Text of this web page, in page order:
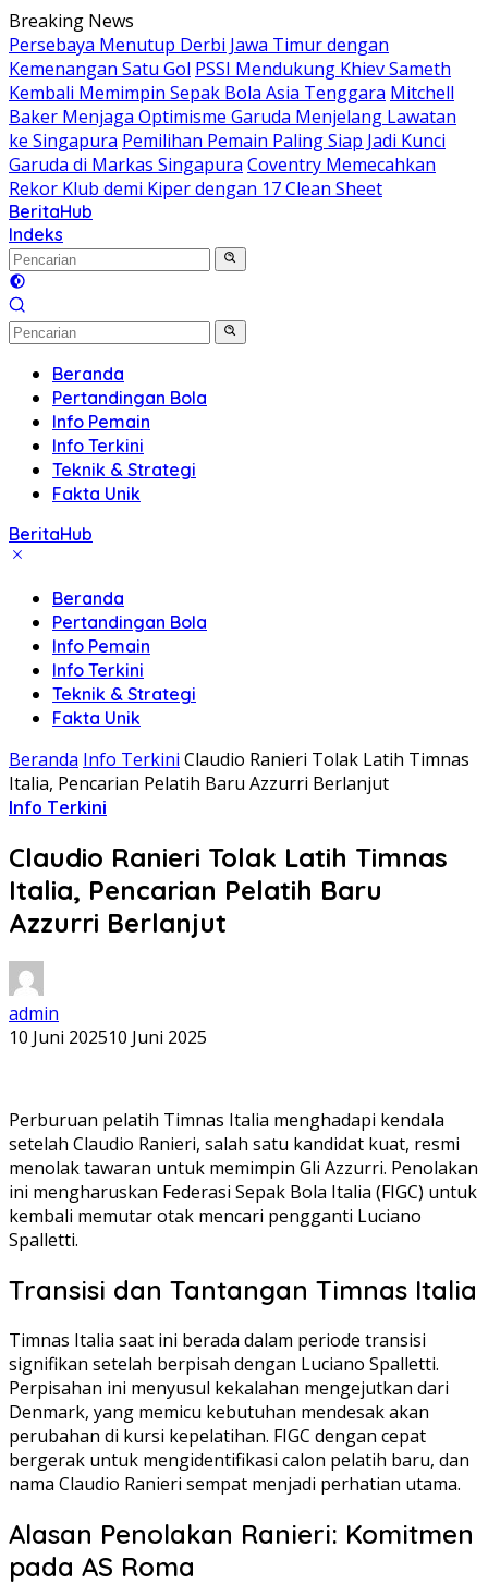
Langsung
ke
konten
Breaking News
Persebaya Menutup Derbi Jawa Timur dengan
Kemenangan Satu Gol PSSI Mendukung Khiev Sameth
Kembali Memimpin Sepak Bola Asia Tenggara Mitchell
Baker Menjaga Optimisme Garuda Menjelang Lawatan
ke Singapura Pemilihan Pemain Paling Siap Jadi Kunci
Garuda di Markas Singapura Coventry Memecahkan
Rekor Klub demi Kiper dengan 17 Clean Sheet
BeritaHub
Indeks
Beranda
Pertandingan Bola
Info Pemain
Info Terkini
Teknik & Strategi
Fakta Unik
BeritaHub
Beranda
Pertandingan Bola
Info Pemain
Info Terkini
Teknik & Strategi
Fakta Unik
Beranda Info Terkini Claudio Ranieri Tolak Latih Timnas
Italia, Pencarian Pelatih Baru Azzurri Berlanjut
Info Terkini
Claudio Ranieri Tolak Latih Timnas
Italia, Pencarian Pelatih Baru
Azzurri Berlanjut
admin
10 Juni 202510 Juni 2025
Perburuan pelatih Timnas Italia menghadapi kendala
setelah Claudio Ranieri, salah satu kandidat kuat, resmi
menolak tawaran untuk memimpin Gli Azzurri. Penolakan
ini mengharuskan Federasi Sepak Bola Italia (FIGC) untuk
kembali memutar otak mencari pengganti Luciano
Spalletti.
Transisi dan Tantangan Timnas Italia
Timnas Italia saat ini berada dalam periode transisi
signifikan setelah berpisah dengan Luciano Spalletti.
Perpisahan ini menyusul kekalahan mengejutkan dari
Denmark, yang memicu kebutuhan mendesak akan
perubahan di kursi kepelatihan. FIGC dengan cepat
bergerak untuk mengidentifikasi calon pelatih baru, dan
nama Claudio Ranieri sempat menjadi perhatian utama.
Alasan Penolakan Ranieri: Komitmen
pada AS Roma